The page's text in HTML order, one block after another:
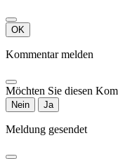
OK
Kommentar melden
Möchten Sie diesen
Nein Ja
Meldung gesendet